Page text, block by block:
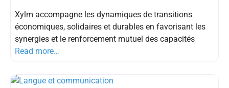
Xylm accompagne les dynamiques de transitions
économiques, solidaires et durables en favorisant les
synergies et le renforcement mutuel des capacités
Read more…